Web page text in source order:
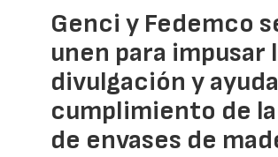
Genci y Fedemco
unen para impusar
divulgación y
cumplimiento de la
de envases de